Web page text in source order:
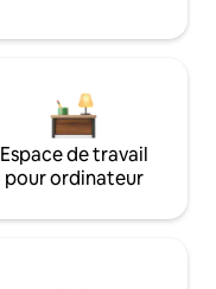
Espace de travail
pour ordinateur